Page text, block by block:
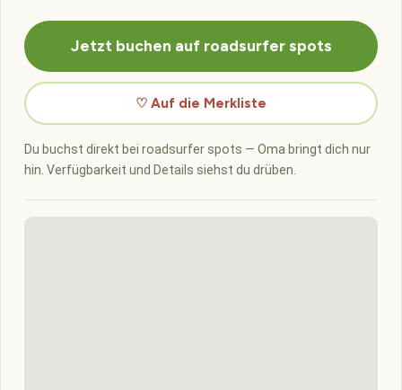
Jetzt buchen auf roadsurfer spots
♡ Auf die Merkliste
Du buchst direkt bei roadsurfer spots — Oma bringt dich nur
hin. Verfügbarkeit und Details siehst du drüben.